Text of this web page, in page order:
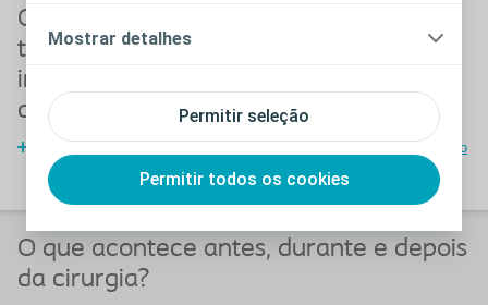
Permitir seleção
Permitir todos os cookies
Mostrar detalhes
Opções de
tratamento da
incontinência sem
cirurgia
cirúrgico
incontinência
Opções de tratamento cirúrgico
O que acontece antes, durante e depois
da cirurgia?